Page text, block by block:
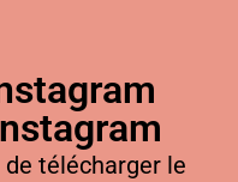
de télécharger le